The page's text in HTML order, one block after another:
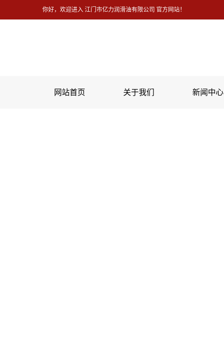
你好，欢迎进入 江门市亿力润滑油有限公司 官方网站！
网站首页 关于我们 新闻中心